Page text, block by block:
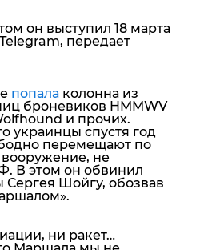
он выступил 18 марта
передает
попала колонна из
броневиков HMMWV
и прочих.
украинцы спустя год
перемещают по
не
В этом он обвинил
Шойгу, обозвав
ни ракет…